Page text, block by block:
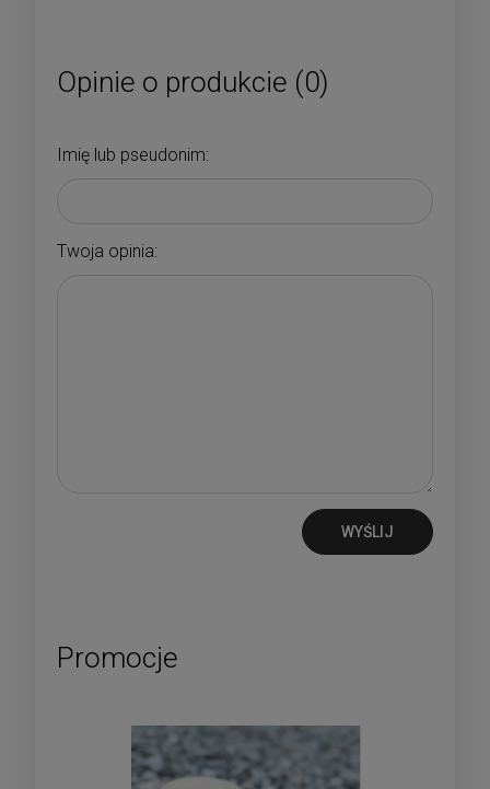
Opinie o produkcie (0)
Imię lub pseudonim:
Twoja opinia:
WYŚLIJ
Promocje